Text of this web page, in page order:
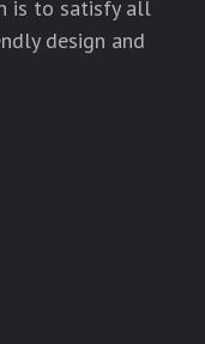
is to satisfy all
design and